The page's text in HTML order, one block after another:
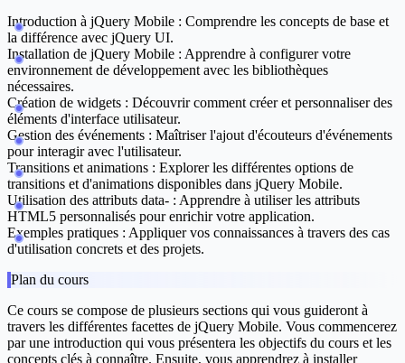
Introduction à jQuery Mobile : Comprendre les concepts de base et
la différence avec jQuery UI.
Installation de jQuery Mobile : Apprendre à configurer votre
environnement de développement avec les bibliothèques
nécessaires.
Création de widgets : Découvrir comment créer et personnaliser des
éléments d'interface utilisateur.
Gestion des événements : Maîtriser l'ajout d'écouteurs d'événements
pour interagir avec l'utilisateur.
Transitions et animations : Explorer les différentes options de
transitions et d'animations disponibles dans jQuery Mobile.
Utilisation des attributs data- : Apprendre à utiliser les attributs
HTML5 personnalisés pour enrichir votre application.
Exemples pratiques : Appliquer vos connaissances à travers des cas
d'utilisation concrets et des projets.
Plan du cours
Ce cours se compose de plusieurs sections qui vous guideront à
travers les différentes facettes de jQuery Mobile. Vous commencerez
par une introduction qui vous présentera les objectifs du cours et les
concepts clés à connaître. Ensuite, vous apprendrez à installer